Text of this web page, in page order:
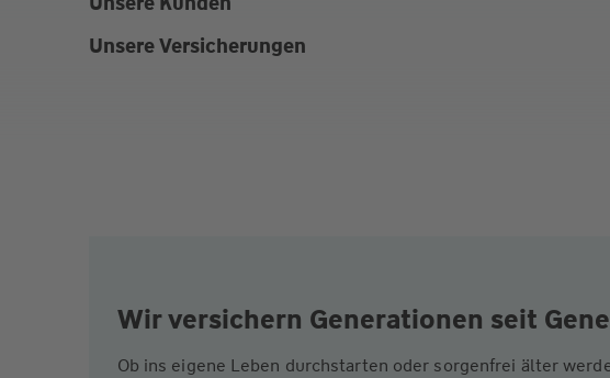
Unsere Versicherungen
Wir versichern Generationen seit
Ob ins eigene Leben durchstarten oder sorgenfrei älter